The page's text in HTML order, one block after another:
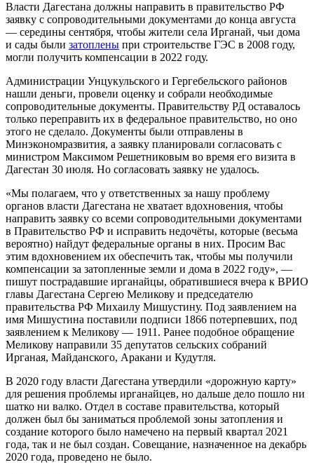
Власти Дагестана должны направить в правительство РФ
заявку с сопроводительными документами до конца августа
— середины сентября, чтобы жители села Ирганай, чьи дома
и сады были затоплены при строительстве ГЭС в 2008 году,
могли получить компенсации в 2022 году.
Администрации Унцукульского и Гергебельского районов
нашли деньги, провели оценку и собрали необходимые
сопроводительные документы. Правительству РД оставалось
только переправить их в федеральное правительство, но оно
этого не сделало. Документы были отправлены в
Минэкономразвития, а заявку планировали согласовать с
министром Максимом Решетниковым во время его визита в
Дагестан 30 июля. Но согласовать заявку не удалось.
«Мы полагаем, что у ответственных за нашу проблему
органов власти Дагестана не хватает вдохновения, чтобы
направить заявку со всеми сопроводительными документами
в Правительство РФ и исправить недочёты, которые (весьма
вероятно) найдут федеральные органы в них. Просим Вас
этим вдохновением их обеспечить так, чтобы мы получили
компенсации за затопленные земли и дома в 2022 году», —
пишут пострадавшие ирганайцы, обратившиеся вчера к ВРИО
главы Дагестана Сергею Меликову и председателю
правительства РФ Михаилу Мишустину. Под заявлением на
имя Мишустина поставили подписи 1866 потерпевших, под
заявлением к Меликову — 1911. Ранее подобное обращение
Меликову направили 35 депутатов сельских собраний
Ирганая, Майданского, Аракани и Кудутля.
В 2020 году власти Дагестана утвердили «дорожную карту»
для решения проблемы ирганайцев, но дальше дело пошло ни
шатко ни валко. Отдел в составе правительства, который
должен был бы заниматься проблемой зоны затопления и
создание которого было намечено на первый квартал 2021
года, так и не был создан. Совещание, назначенное на декабрь
2020 года, проведено не было.